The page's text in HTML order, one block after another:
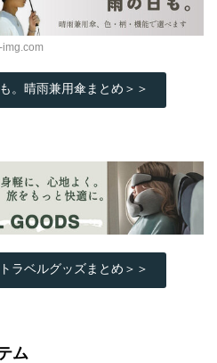
img.com
。晴雨兼用傘まとめ＞＞
ラベルグッズまとめ＞＞
ム